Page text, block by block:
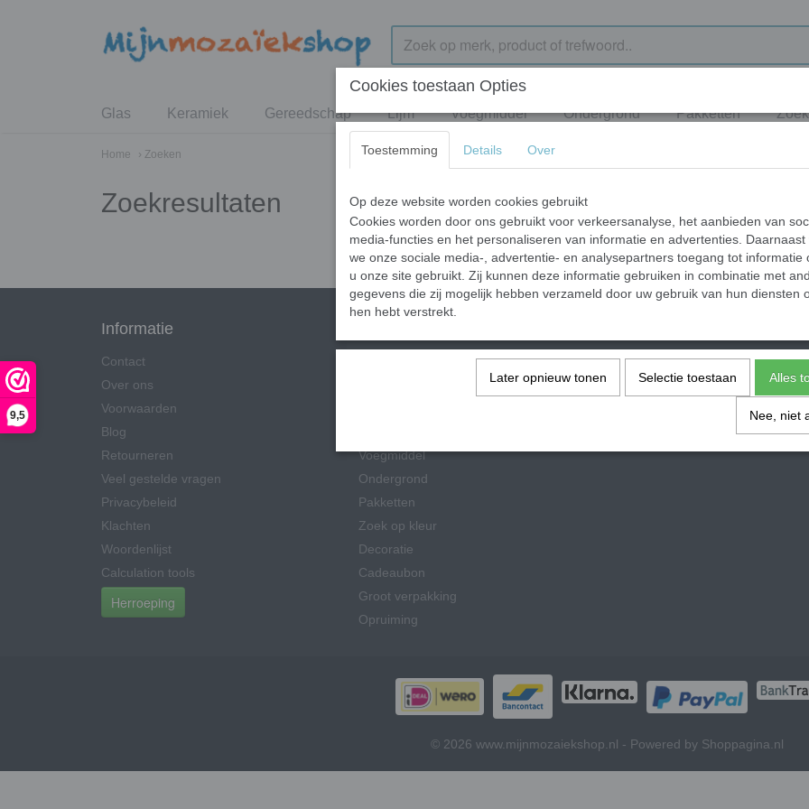
9,5
Glas Keramiek Gereedschap Lijm Voegmiddel Ondergrond Pakketten
Home › Zoeken
Zoekresultaten
Informatie
Contact
Over ons
Voorwaarden
Blog
Retourneren
Veel gestelde vragen
Privacybeleid
Klachten
Woordenlijst
Calculation tools
Herroeping
Voegmiddel
Ondergrond
Pakketten
Zoek op kleur
Decoratie
Cadeaubon
Groot verpakking
Opruiming
© 2026 www.mijnmozaiekshop.nl - Powered by Shoppagina.nl
Cookies toestaan Opties
Toestemming Details Over
Op deze website worden cookies gebruikt
Cookies worden door ons gebruikt voor verkeersanalyse, het aanbieden van
media-functies en het personaliseren van informatie en advertenties. Daarnaast
we onze sociale media-, advertentie- en analysepartners toegang tot informatie
u onze site gebruikt. Zij kunnen deze informatie gebruiken in combinatie met
gegevens die zij mogelijk hebben verzameld door uw gebruik van hun diensten
hen hebt verstrekt.
Later opnieuw tonen Selectie toestaan Alles
Nee, niet